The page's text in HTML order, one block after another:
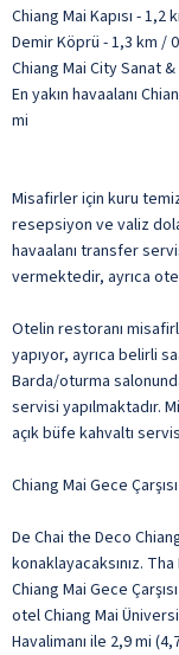
Chiang Mai Kapısı - 1,2
Demir Köprü - 1,3 km /
Chiang Mai City Sanat
En yakın havaalanı
mi
Misafirler için kuru
resepsiyon ve valiz
havaalanı transfer
vermektedir, ayrıca
Otelin restoranı
yapıyor, ayrıca belirli
Barda/oturma
servisi yapılmaktadır.
açık büfe kahvaltı
Chiang Mai Gece
De Chai the Deco
konaklayacaksınız.
Chiang Mai Gece
otel Chiang Mai
Havalimanı ile 2,9 mi